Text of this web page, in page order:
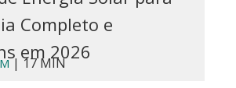
Completo e
em 2026
| 17 MIN